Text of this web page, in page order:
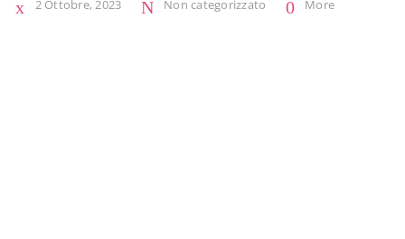
2 Ottobre, 2023 Non categorizzato More